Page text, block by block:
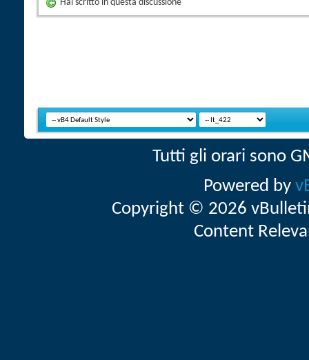
Hai scritto in questa discussione
Tutti gli orari sono
Powered by
Copyright © 2026
Content